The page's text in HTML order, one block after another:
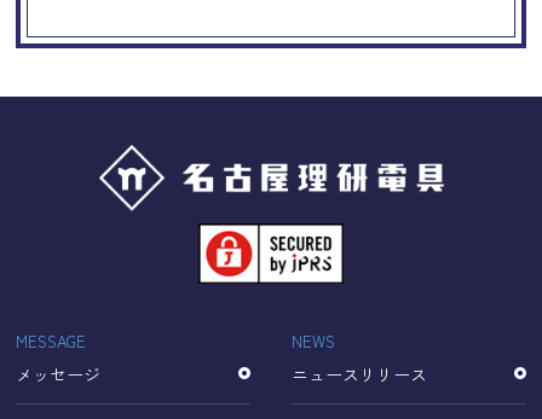
Googleアナリティクスの使用につい
当サイトでは、より良いサービスの提供、またユーザビリ
ティの向上のため、Googleアナリティクスを使用し、当サ
イトの利用状況などのデータ収集及び解析を行っておりま
す。その際、「Cookie」を通じて、Googleがお客様のIPア
ドレスなどの情報を収集する場合がありますが、
「Cookie」で収集される情報は個人を特定できるものでは
収集されたデータはGoogleのプライバシーポリシーにおい
て管理されます。
なお、当サイトのご利用をもって、上述の方法・目的にお
いてGoogle及び当サイトが行うデータ処理に関し、お客様
MESSAGE
メッセージ
NEWS
ニュースリリース